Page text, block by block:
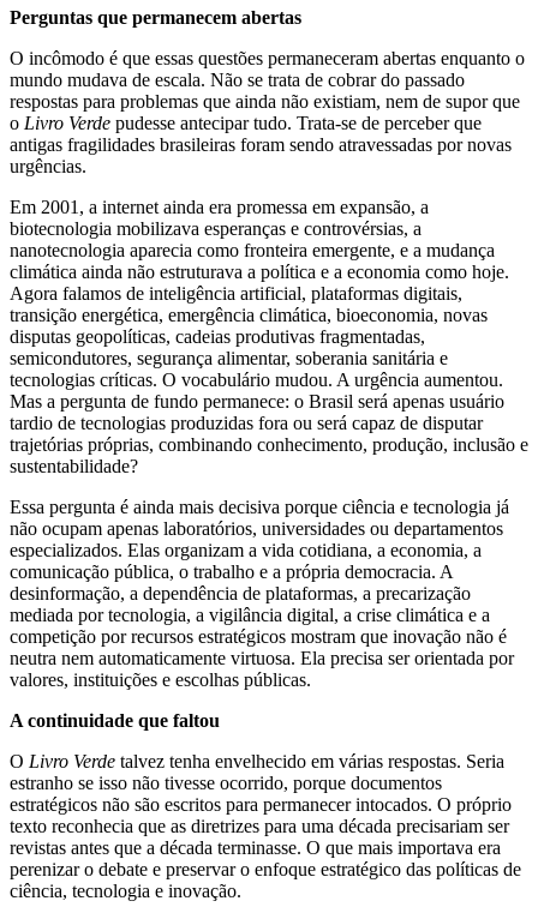
Perguntas que permanecem abertas
O incômodo é que essas questões permaneceram abertas enquanto o
mundo mudava de escala. Não se trata de cobrar do passado
respostas para problemas que ainda não existiam, nem de supor que
o Livro Verde pudesse antecipar tudo. Trata-se de perceber que
antigas fragilidades brasileiras foram sendo atravessadas por novas
urgências.
Em 2001, a internet ainda era promessa em expansão, a
biotecnologia mobilizava esperanças e controvérsias, a
nanotecnologia aparecia como fronteira emergente, e a mudança
climática ainda não estruturava a política e a economia como hoje.
Agora falamos de inteligência artificial, plataformas digitais,
transição energética, emergência climática, bioeconomia, novas
disputas geopolíticas, cadeias produtivas fragmentadas,
semicondutores, segurança alimentar, soberania sanitária e
tecnologias críticas. O vocabulário mudou. A urgência aumentou.
Mas a pergunta de fundo permanece: o Brasil será apenas usuário
tardio de tecnologias produzidas fora ou será capaz de disputar
trajetórias próprias, combinando conhecimento, produção, inclusão e
sustentabilidade?
Essa pergunta é ainda mais decisiva porque ciência e tecnologia já
não ocupam apenas laboratórios, universidades ou departamentos
especializados. Elas organizam a vida cotidiana, a economia, a
comunicação pública, o trabalho e a própria democracia. A
desinformação, a dependência de plataformas, a precarização
mediada por tecnologia, a vigilância digital, a crise climática e a
competição por recursos estratégicos mostram que inovação não é
neutra nem automaticamente virtuosa. Ela precisa ser orientada por
valores, instituições e escolhas públicas.
A continuidade que faltou
O Livro Verde talvez tenha envelhecido em várias respostas. Seria
estranho se isso não tivesse ocorrido, porque documentos
estratégicos não são escritos para permanecer intocados. O próprio
texto reconhecia que as diretrizes para uma década precisariam ser
revistas antes que a década terminasse. O que mais importava era
perenizar o debate e preservar o enfoque estratégico das políticas de
ciência, tecnologia e inovação.